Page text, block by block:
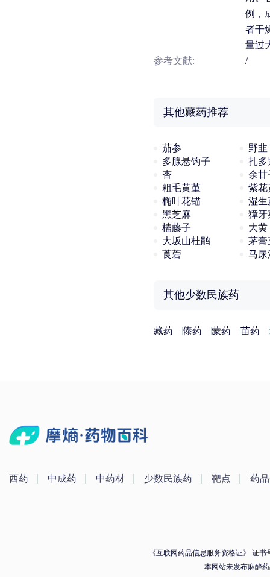
例，
者干
量过
参考文献:
/
其他藏药推荐
茄参
野韭
多腺悬钩子
扎多
杏
余甘
粗毛黄堇
紫花
椭叶花锚
湿生
黑芝麻
獐牙
榼藤子
大黄
大坂山杜鹃
茅膏
莨菪
马尿
其他少数民族药
藏药 傣药 蒙药 苗药
西药 中成药 中药材 少数民族药 靶点 药
《互联网药品信息服务资格证》 证书
本网站未发布麻醉